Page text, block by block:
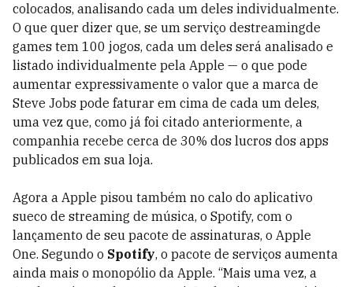
colocados, analisando cada um deles individualmente.
O que quer dizer que, se um serviço destreamingde
games tem 100 jogos, cada um deles será analisado e
listado individualmente pela Apple — o que pode
aumentar expressivamente o valor que a marca de
Steve Jobs pode faturar em cima de cada um deles,
uma vez que, como já foi citado anteriormente, a
companhia recebe cerca de 30% dos lucros dos apps
publicados em sua loja.
Agora a Apple pisou também no calo do aplicativo
sueco de streaming de música, o Spotify, com o
lançamento de seu pacote de assinaturas, o Apple
One. Segundo o Spotify, o pacote de serviços aumenta
ainda mais o monopólio da Apple. “Mais uma vez, a